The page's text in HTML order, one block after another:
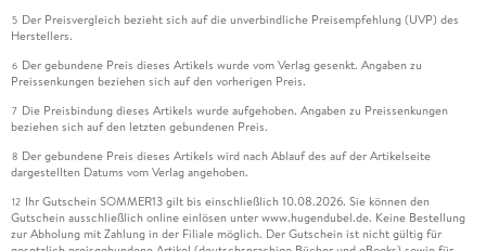
5 Der Preisvergleich bezieht sich auf die unverbindliche Preisempfehlung (UVP) des
Herstellers.
6 Der gebundene Preis dieses Artikels wurde vom Verlag gesenkt. Angaben zu
Preissenkungen beziehen sich auf den vorherigen Preis.
7 Die Preisbindung dieses Artikels wurde aufgehoben. Angaben zu Preissenkungen
beziehen sich auf den letzten gebundenen Preis.
8 Der gebundene Preis dieses Artikels wird nach Ablauf des auf der Artikelseite
dargestellten Datums vom Verlag angehoben.
12 Ihr Gutschein SOMMER13 gilt bis einschließlich 10.08.2026. Sie können den
Gutschein ausschließlich online einlösen unter www.hugendubel.de. Keine Bestellung
zur Abholung mit Zahlung in der Filiale möglich. Der Gutschein ist nicht gültig für